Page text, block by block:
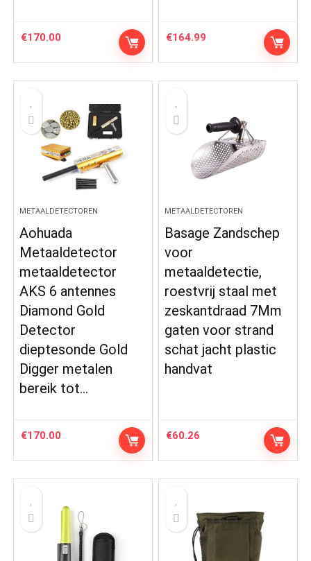
€170.00 €164.99
METAALDETECTOREN
Aohuada
Metaaldetector
metaaldetector
AKS 6 antennes
Diamond Gold
Detector
dieptesonde Gold
Digger metalen
bereik tot…
€170.00
METAALDETECTOREN
Basage Zandschep
voor
metaaldetectie,
roestvrij staal met
zeskantdraad 7Mm
gaten voor strand
schat jacht plastic
handvat
€60.26